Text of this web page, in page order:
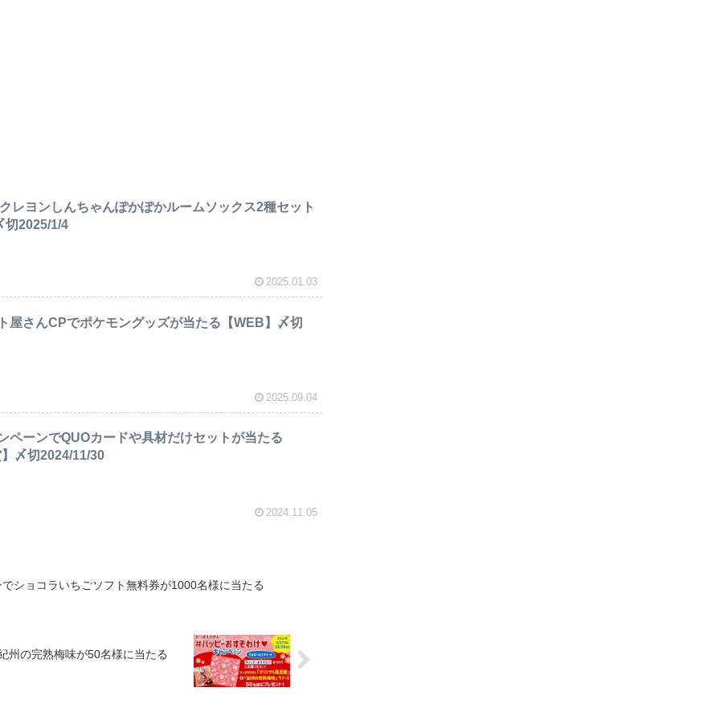
レヨンしんちゃんぽかぽかルームソックス2種セット
切2025/1/4
2025.01.03
屋さんCPでポケモングッズが当たる【WEB】〆切
2025.09.04
ペーンでQUOカードや具材だけセットが当たる
〆切2024/11/30
2024.11.05
ショコラいちごソフト無料券が1000名様に当たる
州の完熟梅味が50名様に当たる